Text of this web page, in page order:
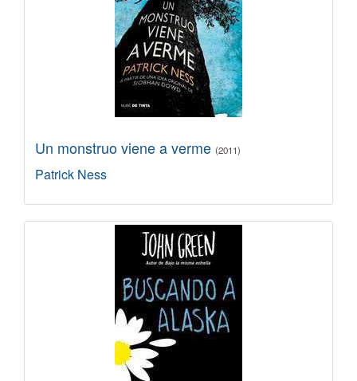
Un monstruo viene a verme (2011)
Patrick Ness